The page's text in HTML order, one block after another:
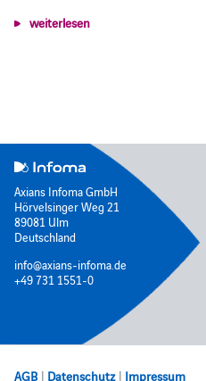
weiterlesen
Axians Infoma GmbH
Hörvelsinger Weg 21
89081 Ulm
Deutschland
info@axians-infoma.de
+49 731 1551-0
AGB | Datenschutz | Impressum